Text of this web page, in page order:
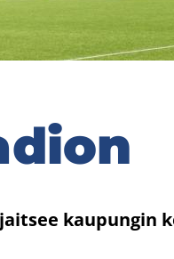
kau­pun­gin